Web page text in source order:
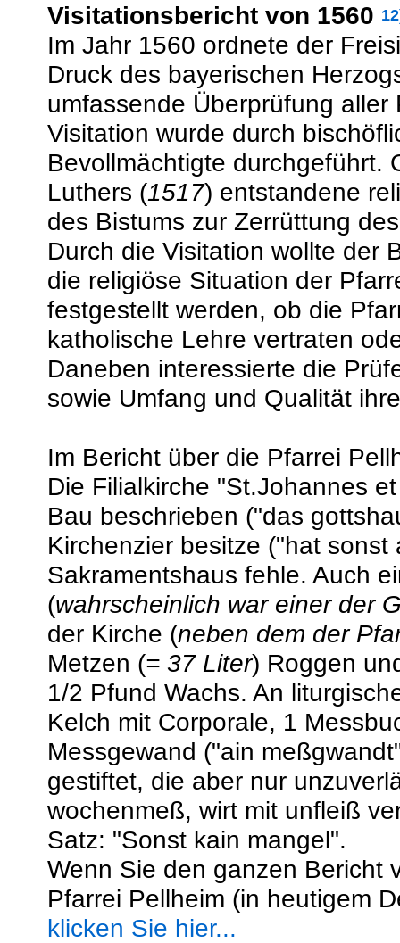
Visitationsbericht von 1560
Im Jahr 1560 ordnete der
Druck des bayerischen
umfassende Überprüfung
Visitation wurde durch
Bevollmächtigte durchgeführt.
Luthers (1517) entstandene
des Bistums zur Zerrüttung
Durch die Visitation wollte der
die religiöse Situation der
festgestellt werden, ob die
katholische Lehre vertraten
Daneben interessierte die
sowie Umfang und Qualität
Im Bericht über die Pfarrei
Die Filialkirche "St.Johannes
Bau beschrieben ("das
Kirchenzier besitze ("hat sonst
Sakramentshaus fehle. Auch
(wahrscheinlich war einer der
der Kirche (neben dem der
Metzen (= 37 Liter) Roggen
1/2 Pfund Wachs. An
Kelch mit Corporale, 1
Messgewand ("ain
gestiftet, die aber nur
wochenmeß, wirt mit unfleiß
Satz: "Sonst kain mangel".
Wenn Sie den ganzen Bericht
Pfarrei Pellheim (in heutigem
klicken Sie hier...